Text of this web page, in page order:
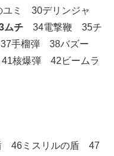
ミ 30デリンジャ
ムチ 34電撃鞭 35チ
手榴弾 38バズー
核爆弾 42ビームラ
46ミスリルの盾 47